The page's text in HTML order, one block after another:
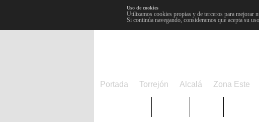
Uso de cookies
Utilizamos cookies propias y de terceros para mejorar
Si continúa navegando, consideramos que acepta su
Portada Torrejón Alcalá Zona Este